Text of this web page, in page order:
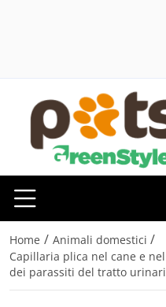
Home / Animali domestici /
Capillaria plica nel cane e
dei parassiti del tratto